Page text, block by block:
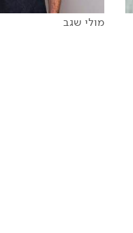
מולי שגב